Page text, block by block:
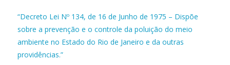
“Decreto Lei Nº 134, de 16 de Junho de 1975 – Dispõe
sobre a prevenção e o controle da poluição do meio
ambiente no Estado do Rio de Janeiro e da outras
providências.”